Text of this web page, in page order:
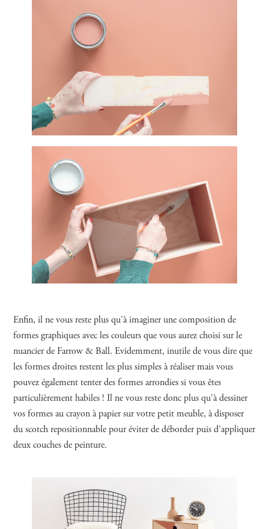
Enfin, il ne vous reste plus qu'à imaginer une composition de
formes graphiques avec les couleurs que vous aurez choisi sur le
nuancier de Farrow & Ball. Evidemment, inutile de vous dire que
les formes droites restent les plus simples à réaliser mais vous
pouvez également tenter des formes arrondies si vous êtes
particulièrement habiles ! Il ne vous reste donc plus qu'à dessiner
vos formes au crayon à papier sur votre petit meuble, à disposer
du scotch repositionnable pour éviter de déborder puis d'appliquer
deux couches de peinture.